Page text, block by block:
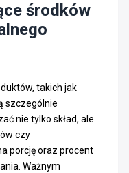
środków
takich jak
szczególnie
nie tylko skład, ale
czy
porcję oraz procent
Ważnym